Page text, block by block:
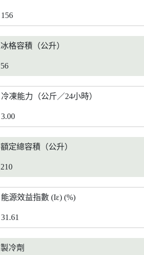
156
冰格容積（公升）
56
冷凍能力（公斤／24小時）
3.00
額定總容積（公升）
210
能源效益指數 (Iε) (%)
31.61
製冷劑